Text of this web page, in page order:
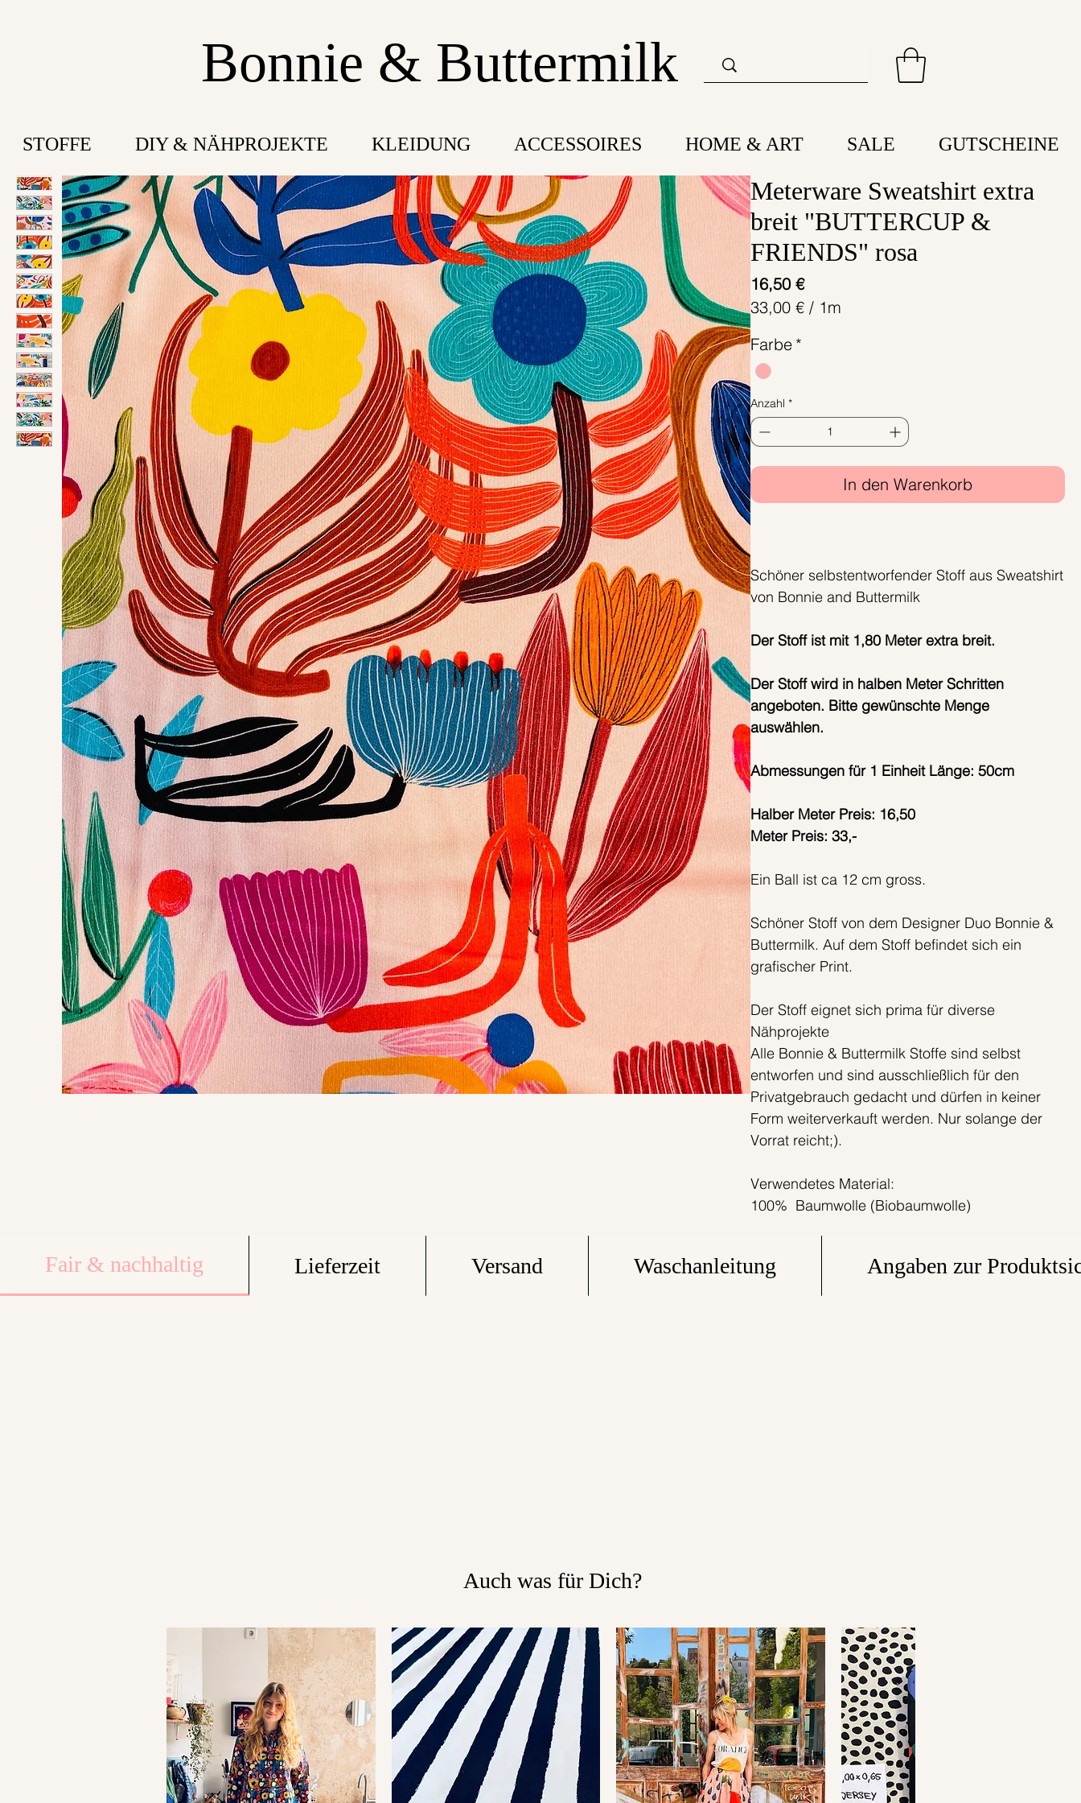
Bonnie & Buttermilk
STOFFE DIY & NÄHPROJEKTE KLEIDUNG ACCESSOIRES HOME & ART SALE GUTSCHEINE
Meterware Sweatshirt extra
breit "BUTTERCUP &
FRIENDS" rosa
16,50 €Preis
33,00 € / 1m
33,00 €
pro
1
Meter
Farbe *
Anzahl *
In den Warenkorb
Schöner selbstentworfender Stoff aus Sweatshirt
von Bonnie and Buttermilk
Der Stoff ist mit 1,80 Meter extra breit.
Der Stoff wird in halben Meter Schritten
angeboten. Bitte gewünschte Menge
auswählen.
Abmessungen für 1 Einheit Länge: 50cm
Halber Meter Preis: 16,50
Meter Preis: 33,-
Ein Ball ist ca 12 cm gross.
Schöner Stoff von dem Designer Duo Bonnie &
Buttermilk. Auf dem Stoff befindet sich ein
grafischer Print.
Der Stoff eignet sich prima für diverse
Nähprojekte
Alle Bonnie & Buttermilk Stoffe sind selbst
entworfen und sind ausschließlich für den
Privatgebrauch gedacht und dürfen in keiner
Form weiterverkauft werden. Nur solange der
Vorrat reicht;).
Verwendetes Material:
100% Baumwolle (Biobaumwolle)
innerhalb eines tollen kleinen Teams in Berlin mit
einer ordentlichen Portion Liebe extra für Dich
Fair & nachhaltig Lieferzeit Versand Waschanleitung Angaben zur
Auch was für Dich?